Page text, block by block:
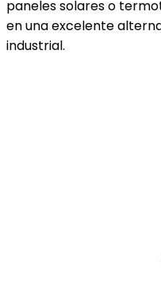
paneles solares o
en una excelente
industrial.